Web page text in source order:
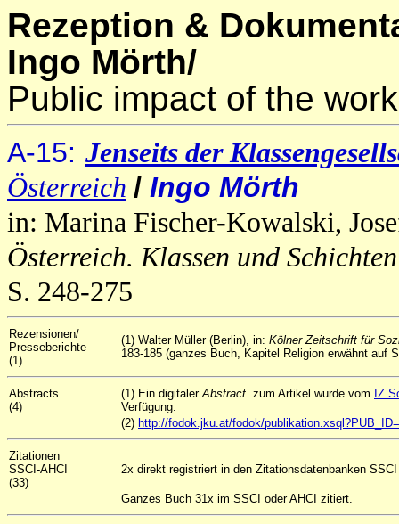
Rezeption &
Ingo Mörth/
Public impact of the
A-15: Jenseits der
Österreich / Ingo Mörth
in: Marina Fischer-Kowalski,
Österreich. Klassen und
S. 248-275
Rezensionen/
Presseberichte
(1)
(1) Walter Müller (Berlin), in: Kölner Zeitschrift für
183-185 (ganzes Buch, Kapitel Religion erwähnt auf
Abstracts
(4)
(1) Ein digitalerAbstract zum Artikel wurde vom IZ
Verfügung.
(2) http://fodok.jku.at/fodok/
Zitationen
SSCI-AHCI
(33)
2x direkt registriert in den Zitationsdatenbanken
Ganzes Buch 31x im SSCI oder AHCI zitiert.